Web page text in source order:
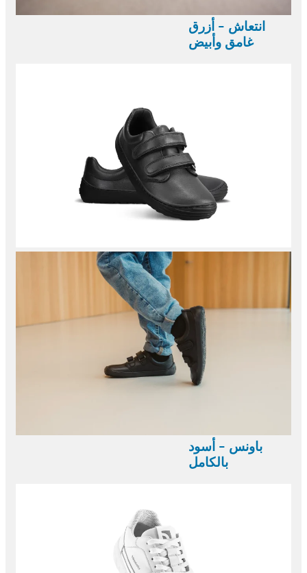
انتعاش - أزرق
غامق وأبيض
باونس - أسود
بالكامل